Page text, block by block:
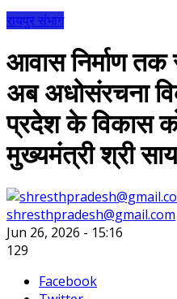
रायपुर संभाग
आवास निर्माण तक
अब अधोसंरचना
प्रदेश के विकास
मुख्यमंत्री श्री साय
shresthpradesh@gmail.com
Jun 26, 2026 - 15:16
129
Facebook